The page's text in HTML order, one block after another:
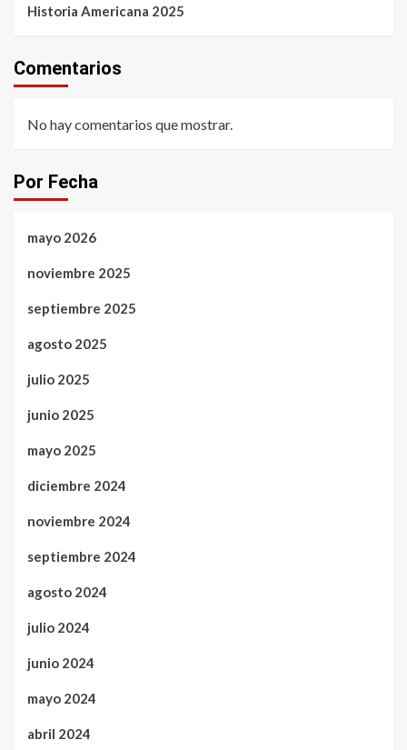
Historia Americana 2025
Comentarios
No hay comentarios que mostrar.
Por Fecha
mayo 2026
noviembre 2025
septiembre 2025
agosto 2025
julio 2025
junio 2025
mayo 2025
diciembre 2024
noviembre 2024
septiembre 2024
agosto 2024
julio 2024
junio 2024
mayo 2024
abril 2024